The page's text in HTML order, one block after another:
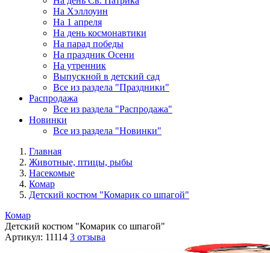
На Хэллоуин
На 1 апреля
На день космонавтики
На парад победы
На праздник Осени
На утренник
Выпускной в детский сад
Все из раздела "Праздники"
Распродажа
Все из раздела "Распродажа"
Новинки
Все из раздела "Новинки"
Главная
Животные, птицы, рыбы
Насекомые
Комар
Детский костюм "Комарик со шпагой"
Комар
Детский костюм "Комарик со шпагой"
Артикул: 11114 3 отзыва